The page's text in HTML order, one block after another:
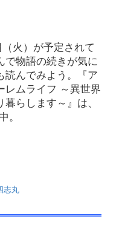
火）が予定されて
で物語の続きが気に
読んでみよう。『ア
レムライフ ～異世界
らします～』は、
。
志丸